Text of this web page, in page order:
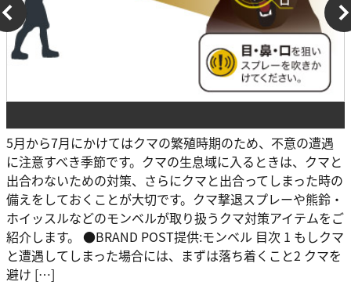
5月から7月にかけてはクマの繁殖時期のため、不意の遭遇
に注意すべき季節です。クマの生息域に入るときは、クマと
出合わないための対策、さらにクマと出合ってしまった時の
備えをしておくことが大切です。クマ撃退スプレーや熊鈴・
ホイッスルなどのモンベルが取り扱うクマ対策アイテムをご
紹介します。 ●BRAND POST提供:モンベル 目次 1 もしクマ
と遭遇してしまった場合には、まずは落ち着くこと2 クマを
避け […]